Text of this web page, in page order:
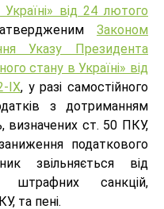
від 24 лютого
Законом
Указу Президента
стану в Україні» від
IX, у разі самостійного
з дотриманням
визначених ст. 50 ПКУ,
податкового
звільняється від
штрафних санкцій,
та пені.